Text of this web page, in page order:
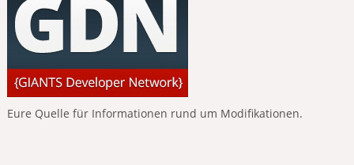
Eure Quelle für Informationen rund um Modifikationen.